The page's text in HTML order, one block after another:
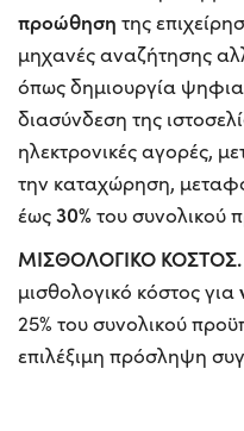
προώθηση της
μηχανές αναζήτησης
όπως δημιουργία
διασύνδεση της
ηλεκτρονικές αγορές,
την καταχώρηση,
έως30%του συνολικού
ΜΙΣΘΟΛΟΓΙΚΟ ΚΟΣΤΟΣ.
μισθολογικό κόστος για
25% του συνολικού
επιλέξιμη πρόσληψη